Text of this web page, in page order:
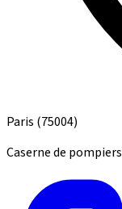
Paris (75004)
Caserne de pompiers